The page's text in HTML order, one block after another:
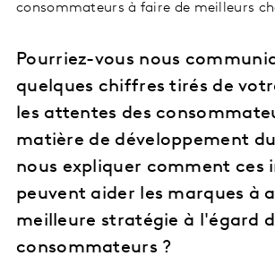
consommateurs à faire de meilleurs
Pourriez-vous nous
quelques chiffres tirés de
les attentes des
matière de développement
nous expliquer comment ces
peuvent aider les marques à
meilleure stratégie à l'égard
consommateurs ?